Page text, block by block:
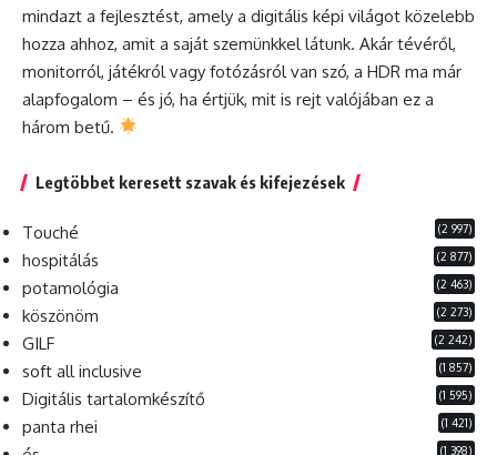
mindazt a fejlesztést, amely a digitális képi világot közelebb
hozza ahhoz, amit a saját szemünkkel látunk. Akár tévéről,
monitorról, játékról vagy fotózásról van szó, a HDR ma már
alapfogalom – és jó, ha értjük, mit is rejt valójában ez a
három betű.
Legtöbbet keresett szavak és kifejezések
Touché (2 997)
hospitálás (2 877)
potamológia (2 463)
köszönöm (2 273)
GILF (2 242)
soft all inclusive (1 857)
Digitális tartalomkészítő (1 595)
panta rhei (1 421)
(1 398)